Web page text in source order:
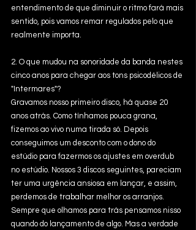
entendimento de que diminuir o ritmo fará mais
sentido, pois vamos remar regulados pelo que
realmente importa.
2. O que mudou na sonoridade da banda nestes
cinco anos para chegar aos tons psicodélicos de
"Intermares"?
Gravamos nosso primeiro disco, há quase 20
anos atrás. Como tínhamos pouca grana,
fizemos ao vivo numa tirada só. Depois
conseguimos um desconto com o dono do
estúdio para fazermos os ajustes em overdub
no estúdio. Nossos 3 discos seguintes, pareciam
ter uma urgência ansiosa em lançar, e assim,
perdemos de trabalhar melhor os arranjos.
Sempre que olhamos para trás pensamos nisso
quando do lançamento de algo. Mas a verdade